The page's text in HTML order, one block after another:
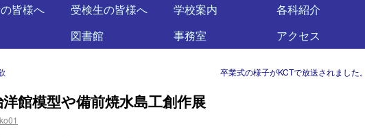
皆様へ 受検生の皆様へ 学校案内 各科紹介
図書館 事務室 アクセス
卒業式の様子がKCTで放送されました。
館模型や備前焼水島工創作展